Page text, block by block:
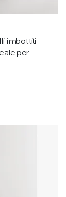
imbottiti
per